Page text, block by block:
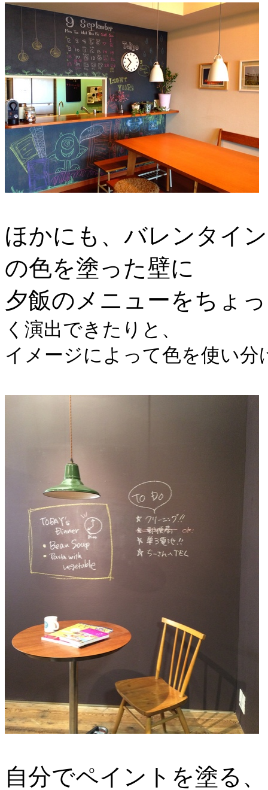
ほかにも、バレンタイ
の色を塗った壁に
夕飯のメニューをちょ
く演出できたりと、
イメージによって色を使い
自分でペイントを塗る